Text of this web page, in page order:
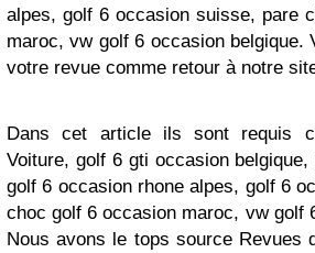
alpes, golf 6 occasion suisse, pare
maroc, vw golf 6 occasion belgique.
votre revue comme retour à notre
Dans cet article ils sont requis
Voiture, golf 6 gti occasion
golf 6 occasion rhone alpes, golf 6
choc golf 6 occasion maroc, vw golf
Nous avons le tops source Revues